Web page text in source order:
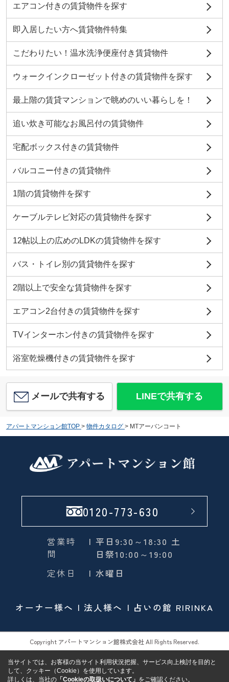
エアコン付きの賃貸物件を探す
即入居したい方へ賃貸物件特集
こだわりたい！温水洗浄便座付き賃貸物件
ウォークインクローゼット付きの賃貸物件を探す
最上階の賃貸マンションで眺めのいい暮らしを！
追い炊き可能なお風呂付の賃貸物件
宅配ボックス付きの賃貸物件
バルコニー付きの賃貸物件
1階の賃貸物件を探す
ケーブルテレビ対応の賃貸物件を探す
12帖以上の広めのLDKの賃貸物件を探す
バス・トイレ別の賃貸物件を探す
2階以上で安全な賃貸物件を探す
エアコン2台付きの賃貸物件を探す
TVインターホン付きの賃貸物件を探す
浴室乾燥機付きの賃貸物件を探す
メールで共有する LINEで共有する
アパートマンション館TOP > 物件カタログ > MTアーバンコート
0120-773-630
営業時
間
| 平日9:30～18:30 土
日祭10:00～19:00
定休日
| 水曜日
オーナー様へ 法人様へ 占いの館 RIRINKA
Copyright アパートマンション館株式会社 All Rights Reserved.
当サイトでは、お客様の当サイト利用状況把握、サービス向上検討を目的と
して、クッキー（Cookie）を使用しています。
詳しくは、当社の 「Cookieの取扱いについて」 をご確認ください。